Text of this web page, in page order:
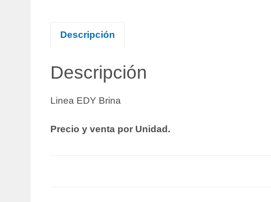
Descripción
Descripción
Linea EDY Brina
Precio y venta por Unidad.